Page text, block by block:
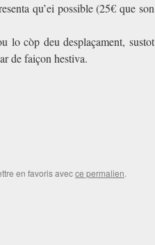
qu’ei possible (25€ que son
lo còp deu desplaçament, sustot
de faiçon hestiva.
en favoris avecce permalien.